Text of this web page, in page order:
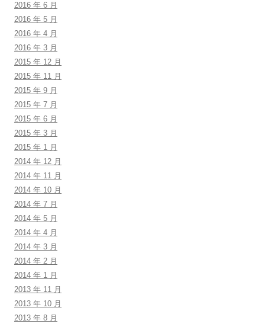
2016 年 6 月
2016 年 5 月
2016 年 4 月
2016 年 3 月
2015 年 12 月
2015 年 11 月
2015 年 9 月
2015 年 7 月
2015 年 6 月
2015 年 3 月
2015 年 1 月
2014 年 12 月
2014 年 11 月
2014 年 10 月
2014 年 7 月
2014 年 5 月
2014 年 4 月
2014 年 3 月
2014 年 2 月
2014 年 1 月
2013 年 11 月
2013 年 10 月
2013 年 8 月